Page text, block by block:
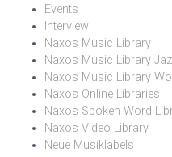
Events
Interview
Naxos Music Library
Naxos Music Library
Naxos Music Library
Naxos Online Libraries
Naxos Spoken Word
Naxos Video Library
Neue Musiklabels